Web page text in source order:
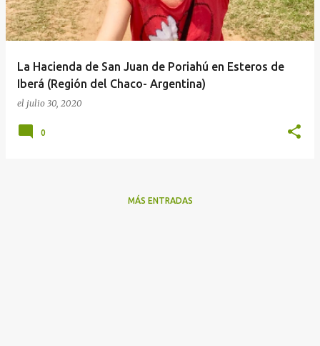
a
d
La Hacienda de San Juan de Poriahú en Esteros de
Iberá (Región del Chaco- Argentina)
el julio 30, 2020
0
MÁS ENTRADAS